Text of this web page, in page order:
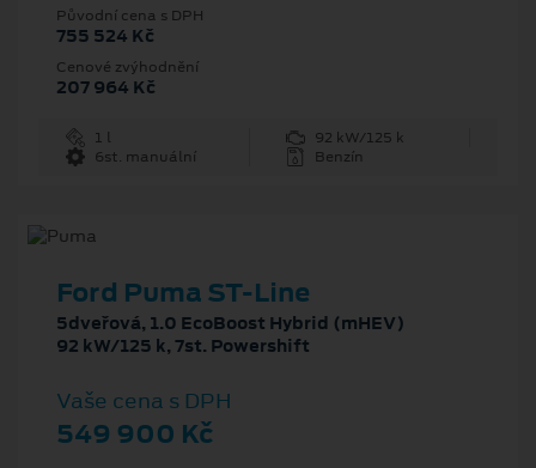
Původní cena s DPH
755 524 Kč
Cenové zvýhodnění
207 964 Kč
1 l
92 kW/125 k
6st. manuální
Benzín
Ford Puma ST-Line
5dveřová, 1.0 EcoBoost Hybrid (mHEV)
92 kW/125 k, 7st. Powershift
Vaše cena s DPH
549 900 Kč